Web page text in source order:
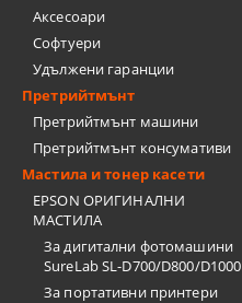
Аксесоари
Софтуери
Удължени гаранции
Претрийтмънт
Претрийтмънт машини
Претрийтмънт консумативи
Мастила и тонер касети
EPSON ОРИГИНАЛНИ
МАСТИЛА
За дигитални фотомашини
SureLab SL-D700/D800/D1000
За портативни принтери